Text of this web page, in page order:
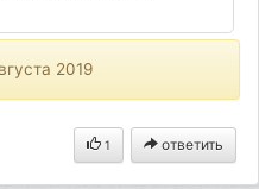
2019
1 ответить